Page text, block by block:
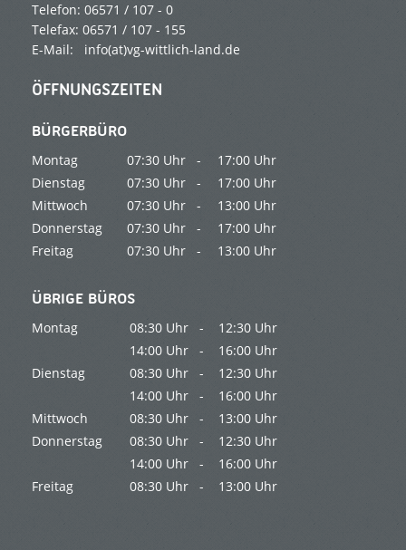
Telefon: 06571 / 107 - 0
Telefax: 06571 / 107 - 155
E-Mail: info(at)vg-wittlich-land.de
ÖFFNUNGSZEITEN
BÜRGERBÜRO
Montag 07:30 Uhr -
17:00 Uhr
Dienstag
07:30 Uhr -
17:00 Uhr
Mittwoch
07:30 Uhr -
13:00 Uhr
Donnerstag
07:30 Uhr -
17:00 Uhr
Freitag
07:30 Uhr - 13:00 Uhr
ÜBRIGE BÜROS
Montag 08:30 Uhr -
12:30 Uhr
14:00 Uhr -
16:00 Uhr
Dienstag
08:30 Uhr -
12:30 Uhr
14:00 Uhr -
16:00 Uhr
Mittwoch
08:30 Uhr -
13:00 Uhr
Donnerstag
08:30 Uhr -
12:30 Uhr
14:00 Uhr -
16:00 Uhr
Freitag
08:30 Uhr - 13:00 Uhr